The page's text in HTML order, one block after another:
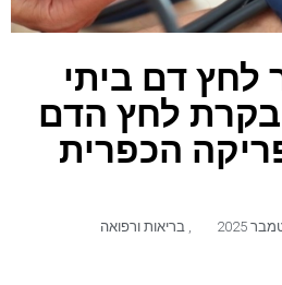
לחץ דם ביתי
לחץ הדם
הכפרית
בריאות ורפואה